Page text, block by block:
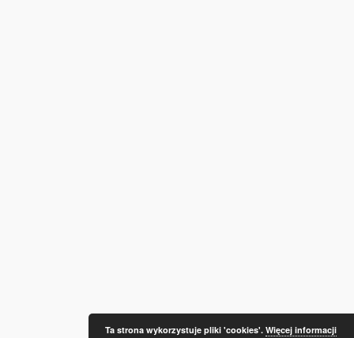
Ta strona wykorzystuje pliki 'cookies'. Więcej informacji